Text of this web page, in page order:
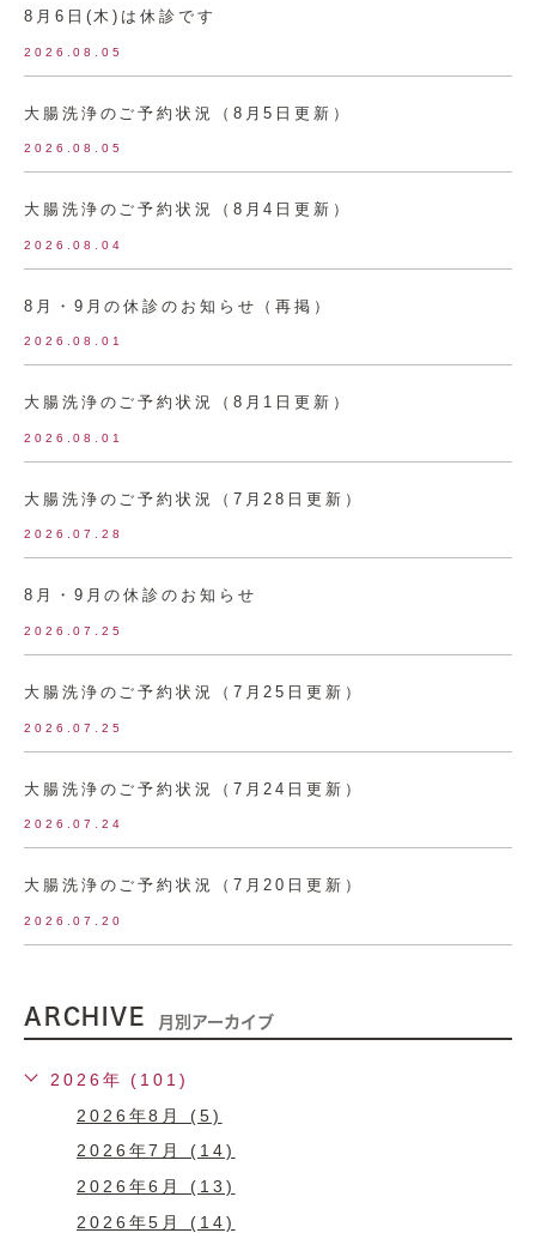
8月6日(木)は休診です
2026.08.05
大腸洗浄のご予約状況（8月5日更新）
2026.08.05
大腸洗浄のご予約状況（8月4日更新）
2026.08.04
8月・9月の休診のお知らせ（再掲）
2026.08.01
大腸洗浄のご予約状況（8月1日更新）
2026.08.01
大腸洗浄のご予約状況（7月28日更新）
2026.07.28
8月・9月の休診のお知らせ
2026.07.25
大腸洗浄のご予約状況（7月25日更新）
2026.07.25
大腸洗浄のご予約状況（7月24日更新）
2026.07.24
大腸洗浄のご予約状況（7月20日更新）
2026.07.20
ARCHIVE 月別アーカイブ
2026年 (101)
2026年8月 (5)
2026年7月 (14)
2026年6月 (13)
2026年5月 (14)